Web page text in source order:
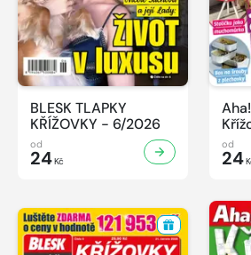
BLESK TLAPKY
KŘÍŽOVKY - 6/2026
od
24Kč
od
24